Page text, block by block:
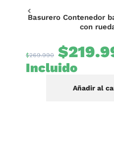
Basurero Contenedor
con
$269.990 $
Incluido
Añadir al